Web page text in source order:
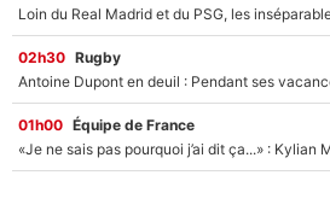
02h30 Rugby
01h00 Équipe de France